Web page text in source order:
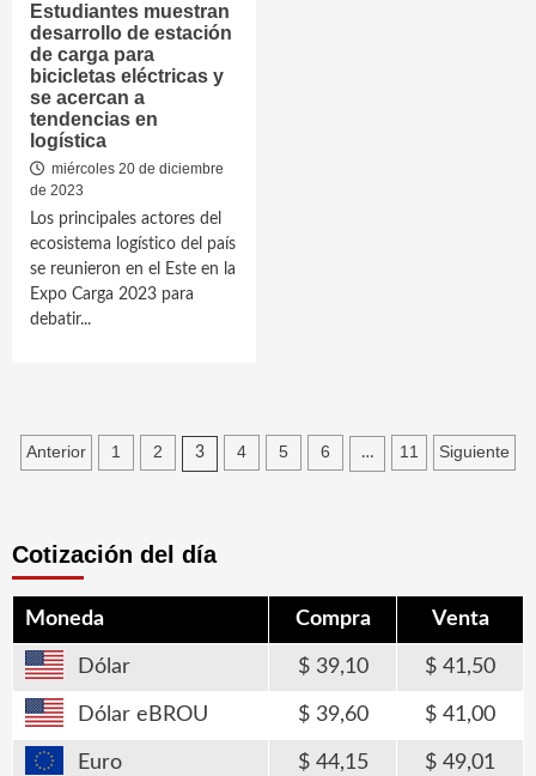
Estudiantes muestran
desarrollo de estación
de carga para
bicicletas eléctricas y
se acercan a
tendencias en
logística
miércoles 20 de diciembre
de 2023
Los principales actores del
ecosistema logístico del país
se reunieron en el Este en la
Expo Carga 2023 para
debatir...
Paginación
Anterior 1 2 3 4 5 6 … 11 Siguiente
Cotización del día
Moneda Compra Venta
Dólar 39,10 41,50
Dólar eBROU 39,60 41,00
Euro 44,15 49,01